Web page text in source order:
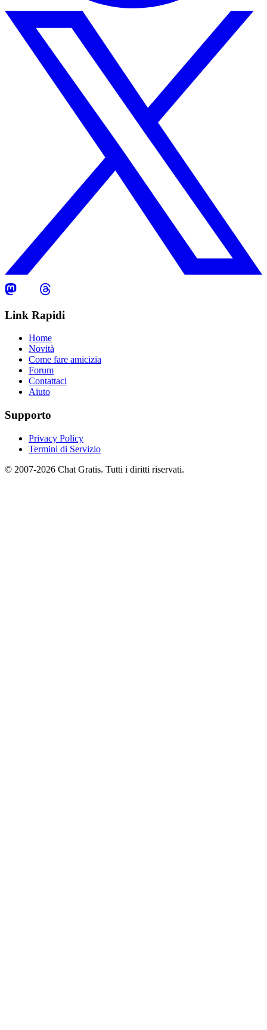
Link Rapidi
Home
Novità
Come fare amicizia
Forum
Contattaci
Aiuto
Supporto
Privacy Policy
Termini di Servizio
© 2007-2026 Chat Gratis. Tutti i diritti riservati.